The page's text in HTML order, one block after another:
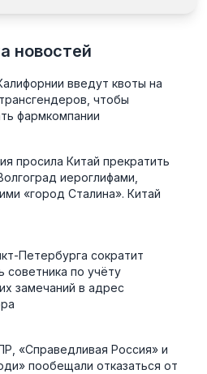
новостей
введут квоты на
чтобы
фармкомпании
просила Китай прекратить
иероглифами,
«город Сталина». Китай
Петербурга сократит
советника по учёту
замечаний в адрес
«Справедливая Россия» и
пообещали отказаться от